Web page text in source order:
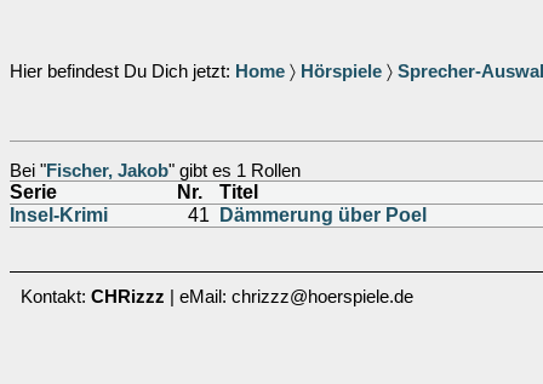
Hier befindest Du Dich jetzt: Home 〉 Hörspiele 〉 Sprecher-
Bei "Fischer, Jakob" gibt es 1 Rollen
Serie Nr.
Titel
Insel-Krimi
41 Dämmerung über Poel
Kontakt: CHRizzz | eMail: chrizzz@hoerspiele.de